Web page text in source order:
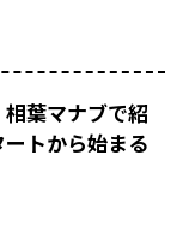
相葉マナブで紹
トから始まる